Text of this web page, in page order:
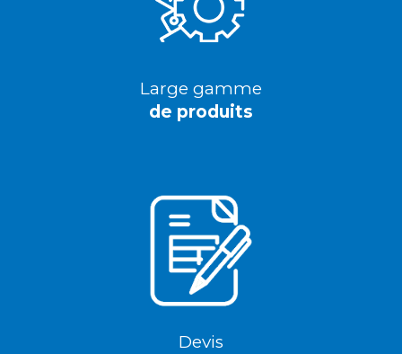
Large gamme
de produits
Devis